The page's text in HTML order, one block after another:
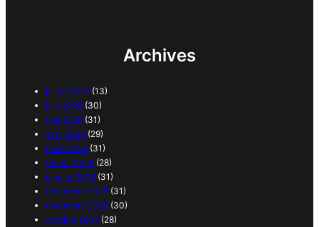
Archives
juillet 2026 (13)
juin 2026 (30)
mai 2026 (31)
avril 2026 (29)
mars 2026 (31)
février 2026 (28)
janvier 2026 (31)
décembre 2025 (31)
novembre 2025 (30)
octobre 2025 (28)